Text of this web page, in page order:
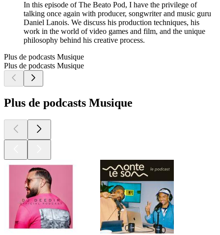
In this episode of The Beato Pod, I have the privilege of
talking once again with producer, songwriter and music guru
Daniel Lanois. We discuss his production techniques, his
work in the world of video games and film, and the unique
philosophy behind his creative process.
Plus de podcasts Musique
Plus de podcasts Musique
Plus de podcasts Musique